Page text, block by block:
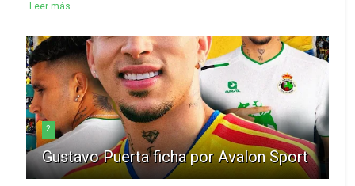
Leer más
2
Gustavo Puerta ficha por Avalon Sport